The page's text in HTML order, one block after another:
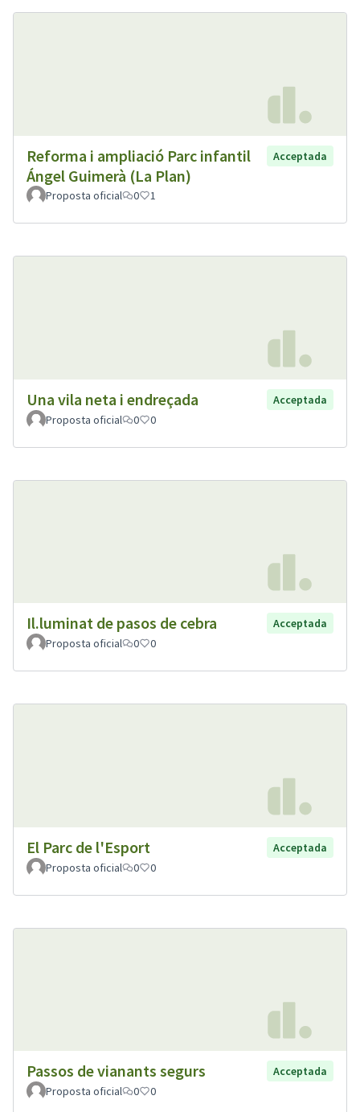
Reforma i ampliació Parc infantil
Ángel Guimerà (La Plan)
Acceptada
Proposta oficial 0 1
Una vila neta i endreçada
Acceptada
Proposta oficial
0 0
Il.luminat de pasos de cebra
Acceptada
Proposta oficial
0 0
El Parc de l'Esport
Acceptada
Proposta oficial
0 0
Passos de vianants segurs
Acceptada
Proposta oficial
0 0